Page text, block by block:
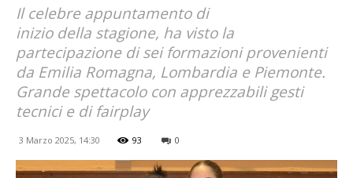
Il celebre appuntamento di
inizio della stagione, ha visto la
partecipazione di sei formazioni provenienti
da Emilia Romagna, Lombardia e Piemonte.
Grande spettacolo con apprezzabili gesti
tecnici e di fairplay
3 Marzo 2025, 14:30 93 0